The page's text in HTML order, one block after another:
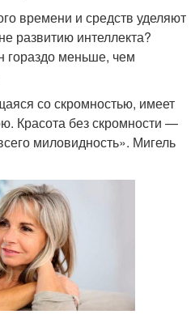
времени и средств уделяют
развитию интеллекта?
гораздо меньше, чем
со скромностью, имеет
Красота без скромности —
миловидность». Мигель